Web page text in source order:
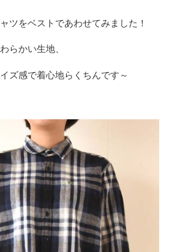
ツをベストであわせてみました！
らかい生地、
ズ感で着心地らくちんです～